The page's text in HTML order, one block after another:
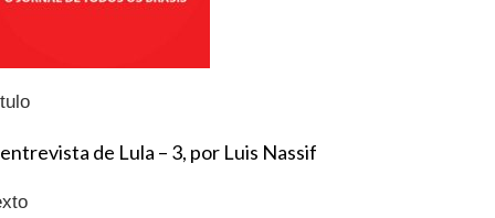
de Lula – 3, por Luis Nassif